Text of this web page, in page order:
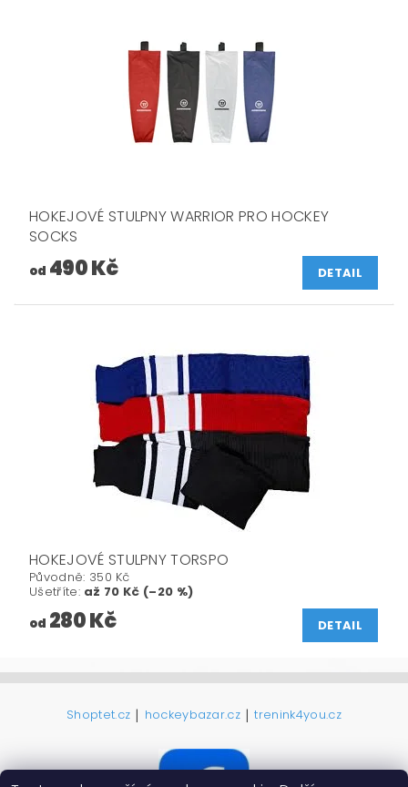
HOKEJOVÉ STULPNY WARRIOR PRO HOCKEY
SOCKS
od 490 Kč DETAIL
HOKEJOVÉ STULPNY TORSPO
Původně: 350 Kč
Ušetříte: až 70 Kč (–20 %)
od 280 Kč DETAIL
Shoptet.cz | hockeybazar.cz | trenink4you.cz